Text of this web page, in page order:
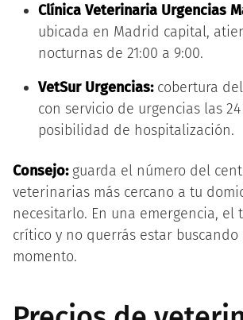
Clínica Veterinaria Urgencias
ubicada en Madrid capital,
nocturnas de 21:00 a 9:00.
VetSur Urgencias:cobertura
con servicio de urgencias las
posibilidad de hospitalización.
Consejo:guarda el número del
veterinarias más cercano a tu
necesitarlo. En una emergencia, el
crítico y no querrás estar buscando
momento.